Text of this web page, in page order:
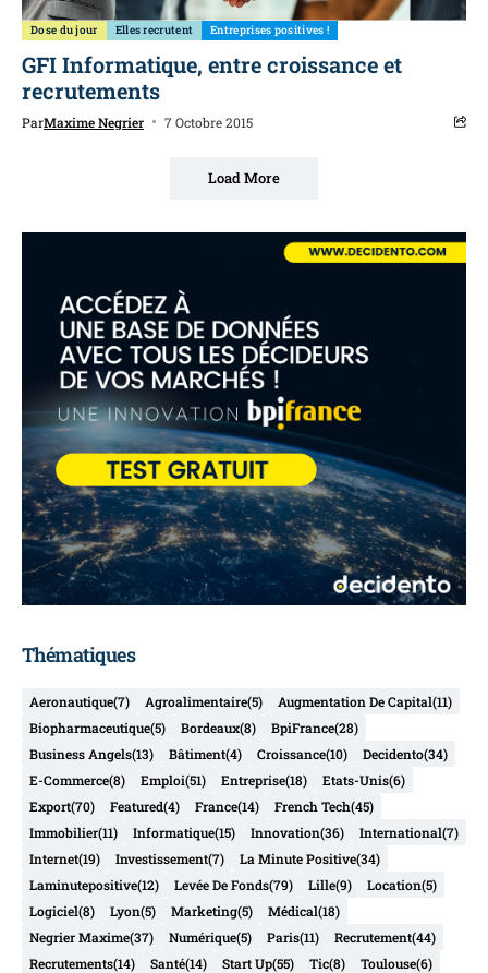
Dose du jour Elles recrutent Entreprises positives !
GFI Informatique, entre croissance et
recrutements
ParMaxime Negrier 7 Octobre 2015
Load More
Thématiques
Aeronautique(7) Agroalimentaire(5) Augmentation De Capital(11)
Biopharmaceutique(5) Bordeaux(8) BpiFrance(28)
Business Angels(13) Bâtiment(4) Croissance(10) Decidento(34)
E-Commerce(8) Emploi(51) Entreprise(18) Etats-Unis(6)
Export(70) Featured(4) France(14) French Tech(45)
Immobilier(11) Informatique(15) Innovation(36) International(7)
Internet(19) Investissement(7) La Minute Positive(34)
Laminutepositive(12) Levée De Fonds(79) Lille(9) Location(5)
Logiciel(8) Lyon(5) Marketing(5) Médical(18)
Negrier Maxime(37) Numérique(5) Paris(11) Recrutement(44)
Recrutements(14) Santé(14) Start Up(55) Tic(8) Toulouse(6)